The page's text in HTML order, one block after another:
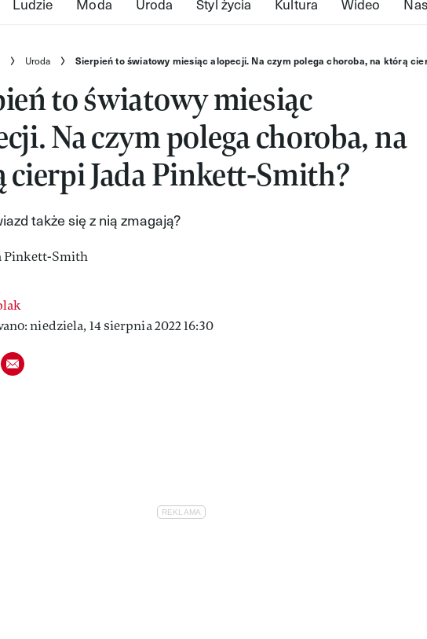
Uroda Sierpień to światowy miesiąc alopecji. Na czym polega choroba, na którą
to światowy miesiąc
Na czym polega choroba, na
cierpi Jada Pinkett-Smith?
także się z nią zmagają?
niedziela, 14 sierpnia 2022 16:30
facebook
na whatsapp
E-mail do przyjaciela